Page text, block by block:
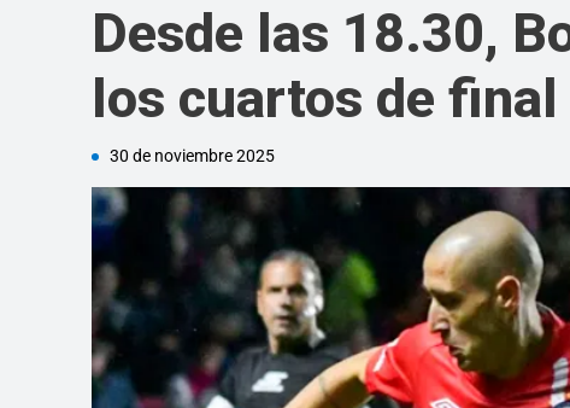
Desde las 18.30,
los cuartos de
30 de noviembre 2025